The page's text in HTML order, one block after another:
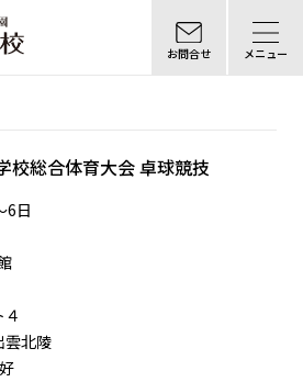
お問合せ メニュー
校総合体育大会 卓球競技
6日
北陵